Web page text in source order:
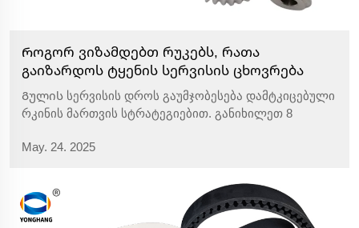
Როგორ ვიზამდებთ რუკებს, რათა
გაიზარდოს ტყენის სერვისის ცხოვრება
Გულის სერვისის დროს გაუმჯობესება დამტკიცებული
რკინის მართვის სტრატეგიებით. განიხილეთ 8
შემცირების, ნახვრების პრევენციისა და სისტემის
May. 24. 2025